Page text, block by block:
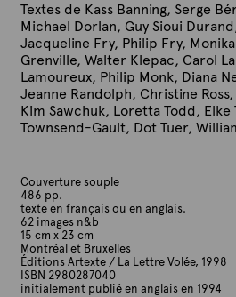
Textes de Kass Banning, Serge
Michael Dorlan, Guy Sioui
Jacqueline Fry, Philip Fry,
Grenville, Walter Klepac, Carol
Lamoureux, Philip Monk, Diana
Jeanne Randolph, Christine
Kim Sawchuk, Loretta Todd,
Townsend-Gault, Dot Tuer,
Couverture souple
486 pp.
texte en français ou en anglais.
62 images n&b
15 cm x 23 cm
Montréal et Bruxelles
Éditions Artexte / La Lettre Volée, 1998
ISBN 2980287040
initialement publié en anglais en 1994